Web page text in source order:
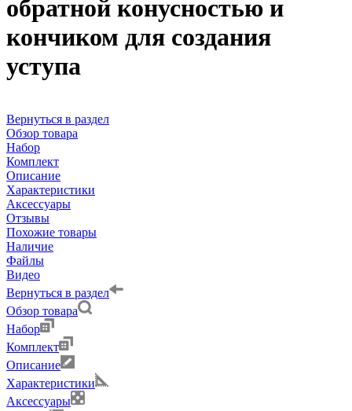
обратной конусностью и
кончиком для создания
уступа
Вернуться в раздел
Обзор товара
Набор
Комплект
Описание
Характеристики
Аксессуары
Отзывы
Похожие товары
Наличие
Файлы
Видео
Вернуться в раздел
Обзор товара
Набор
Комплект
Описание
Характеристики
Аксессуары